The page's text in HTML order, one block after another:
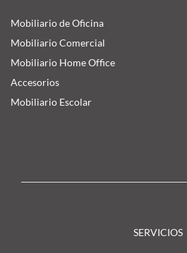
Mobiliario de Oficina
Mobiliario Comercial
Mobiliario Home Office
Accesorios
Mobiliario Escolar
SERVICIOS